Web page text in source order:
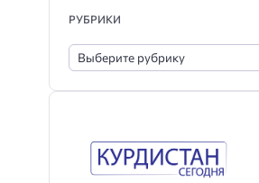
РУБРИКИ